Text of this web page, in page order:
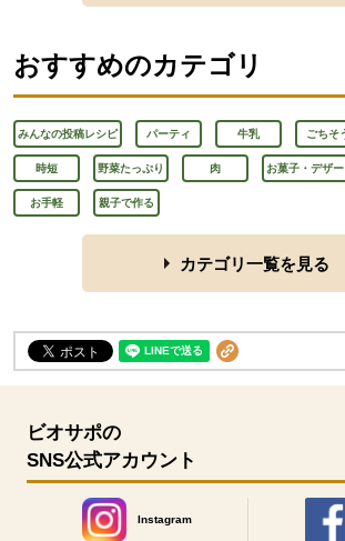
おすすめのカテゴリ
みんなの投稿レシピ パーティ 牛乳 ごちそ
時短 野菜たっぷり 肉 お菓子・デザー
お手軽 親子で作る
カテゴリ一覧を見る
ビオサポの
SNS公式アカウント
Instagram
別のウィンドウで開きます。